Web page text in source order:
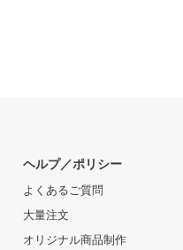
ヘルプ／ポリシー
よくあるご質問
大量注文
オリジナル商品制作